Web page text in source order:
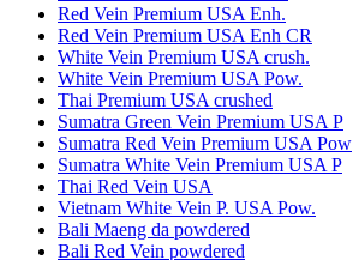
Red Vein Premium USA Enh.
Red Vein Premium USA Enh CR
White Vein Premium USA crush.
White Vein Premium USA Pow.
Thai Premium USA crushed
Sumatra Green Vein Premium USA P
Sumatra Red Vein Premium USA Pow
Sumatra White Vein Premium USA P
Thai Red Vein USA
Vietnam White Vein P. USA Pow.
Bali Maeng da powdered
Bali Red Vein powdered